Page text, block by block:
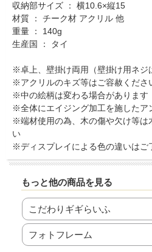
収納部サイズ ： 横10.6×縦15
材質 ： チーク材 アクリル 他
重量 ： 140g
生産国 ： タイ
※卓上、壁掛け両用（壁掛け用ネジ
※アクリルのキズ等はご容赦くださ
※中の絵柄は変わる場合があります
※全体にエイジング加工を施したア
※端材使用の為、木の傷や欠け等は
い
※ディスプレイによる色の違いはご
もっと他の商品を見る
こだわりギギらいふ
フォトフレーム